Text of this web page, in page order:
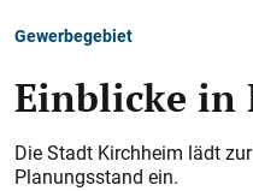
Gewerbegebiet
Einblicke in
Die Stadt Kirchheim lädt
Planungsstand ein.